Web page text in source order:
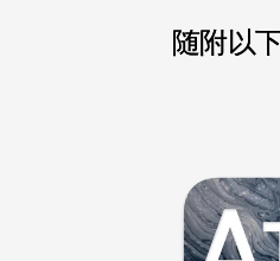
随附以